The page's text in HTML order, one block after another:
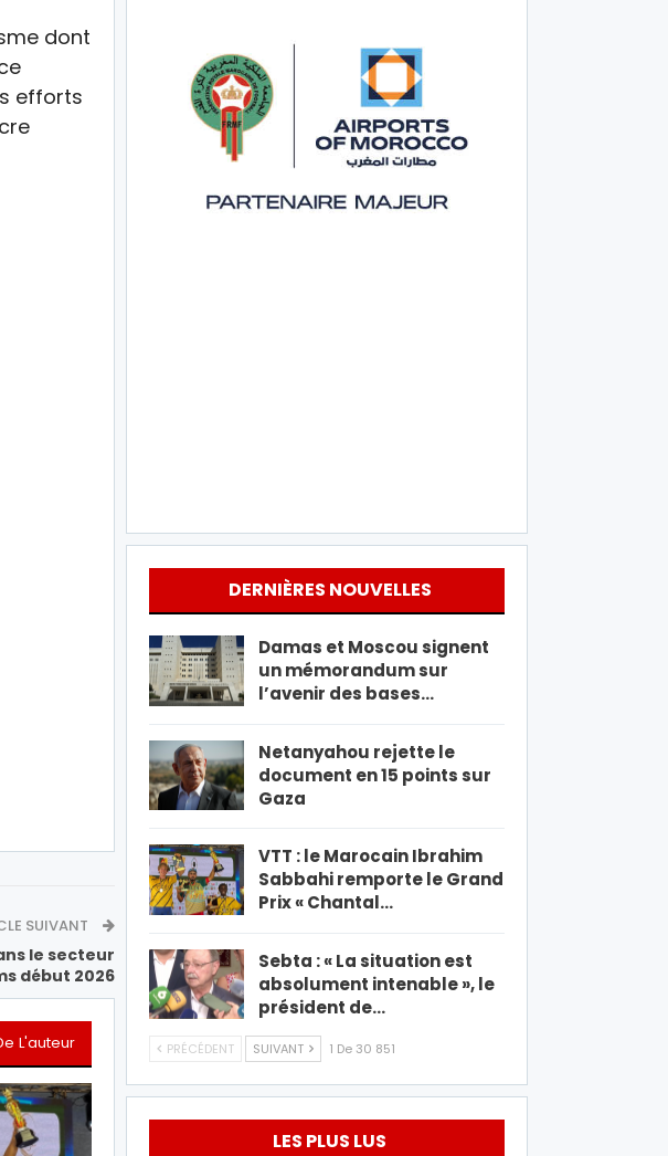
dont
efforts
SUIVANT
le secteur
début 2026
L'auteur
DERNIÈRES NOUVELLES
Damas et Moscou signent
un mémorandum sur
l’avenir des bases…
Netanyahou rejette le
document en 15 points sur
Gaza
VTT : le Marocain Ibrahim
Sabbahi remporte le Grand
Prix « Chantal…
Sebta : « La situation est
absolument intenable », le
président de…
PRÉCÉDENT SUIVANT 1 De 30 851
LES PLUS LUS